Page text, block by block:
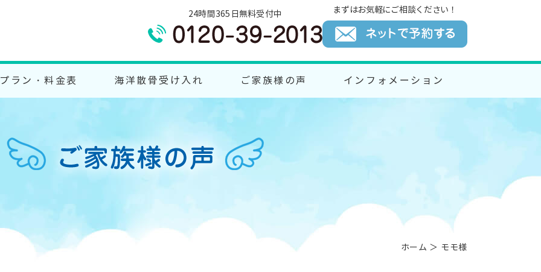
24時間365日無料受付中 まずはお気軽にご相談ください！
プラン・料金表 海洋散骨受け入れ ご家族様の声 インフォメーション
ホーム ＞ モモ様